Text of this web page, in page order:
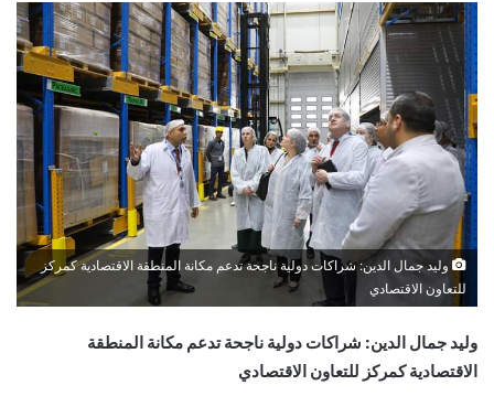
وليد جمال الدين: شراكات دولية ناجحة تدعم مكانة المنطقة الاقتصادية كمركز
للتعاون الاقتصادي
وليد جمال الدين: شراكات دولية ناجحة تدعم مكانة المنطقة
الاقتصادية كمركز للتعاون الاقتصادي